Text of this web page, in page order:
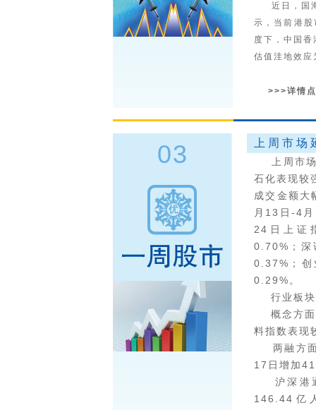
近日，国海
示，当前港
度下，中国
估值洼地效应
>>>详情
03 上周市
上周市场
石化表现较
成交金额
月13日-4
24日上证
0.70%；
0.37%；
0.29%。
行业板块
概念方面
料指数表现
两融方面
17日增加
沪深港通
146.44亿